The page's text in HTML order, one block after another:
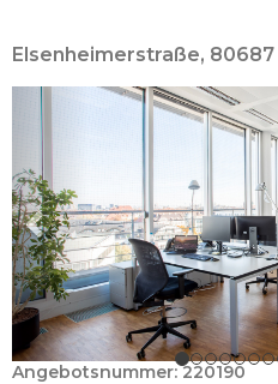
Elsenheimerstraße, 80687
Angebotsnummer: 220190